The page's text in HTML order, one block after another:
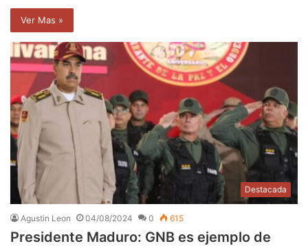
Ver Mas »
Destacada
Agustin Leon 04/08/2024 0 615
Presidente Maduro: GNB es ejemplo de